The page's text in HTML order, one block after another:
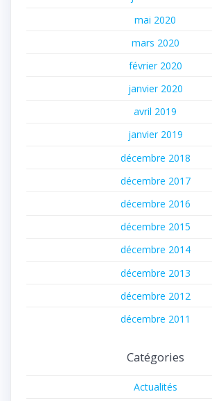
mai 2020
mars 2020
février 2020
janvier 2020
avril 2019
janvier 2019
décembre 2018
décembre 2017
décembre 2016
décembre 2015
décembre 2014
décembre 2013
décembre 2012
décembre 2011
Catégories
Actualités